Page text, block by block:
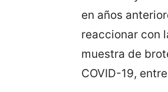
en años
reaccionar con
muestra de
COVID-19,